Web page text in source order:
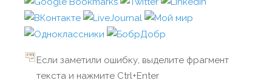
Если заметили ошибку, выделите фрагмент
текста и нажмите Ctrl+Enter